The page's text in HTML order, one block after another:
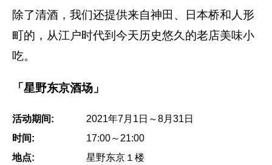
除了清酒，我们还提供来自神田、日本桥和人形
町的，从江户时代到今天历史悠久的老店美味小
吃。
「星野东京酒场」
活动期间:
2021年7月1日～8月31日
时间:
17:00～21:00
地点:
星野东京１楼